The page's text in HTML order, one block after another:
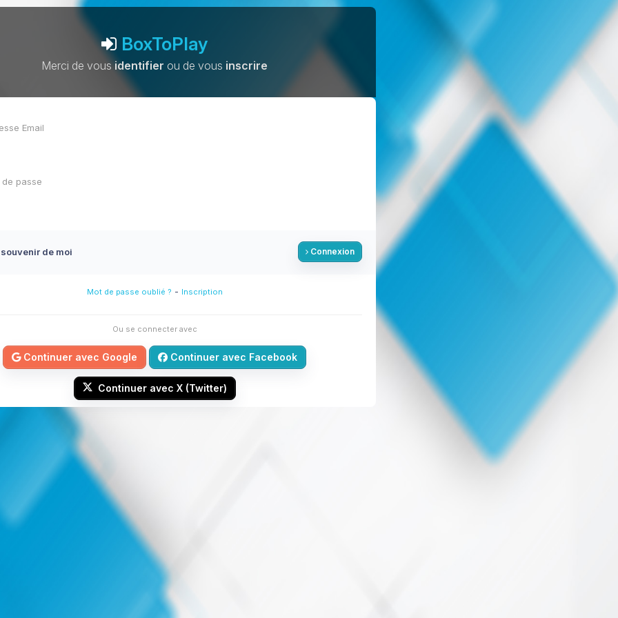
BoxToPlay
Merci de vousidentifier ou de vous inscrire
de moi Connexion
Mot de passe oublié ? - Inscription
Ou se connecter avec
Continuer avec Google Continuer avec Facebook
Continuer avec X (Twitter)